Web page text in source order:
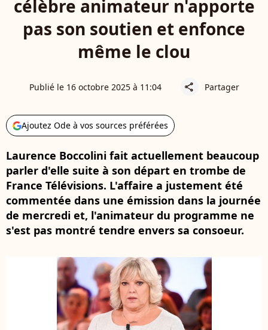
célèbre animateur n'apporte
pas son soutien et enfonce
même le clou
Publié le 16 octobre 2025 à 11:04 share Partager
Ajoutez Ode à vos sources préférées
Laurence Boccolini fait actuellement beaucoup
parler d'elle suite à son départ en trombe de
France Télévisions. L'affaire a justement été
commentée dans une émission dans la journée
de mercredi et, l'animateur du programme ne
s'est pas montré tendre envers sa consoeur.